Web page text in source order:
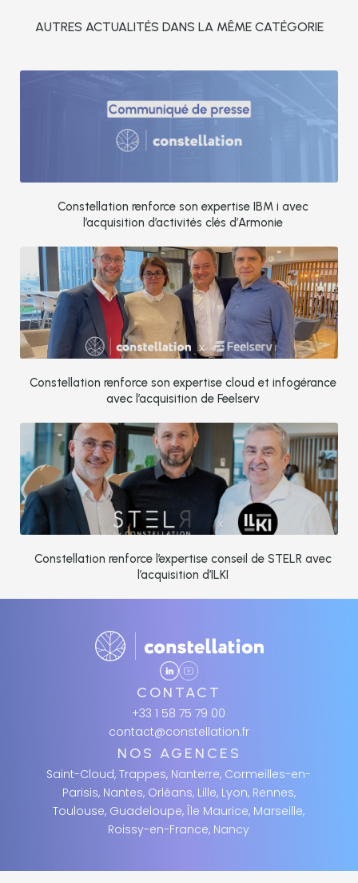
AUTRES ACTUALITÉS DANS LA MÊME CATÉGORIE
Constellation renforce son expertise IBM i avec
l’acquisition d’activités clés d’Armonie
Constellation renforce son expertise cloud et infogérance
avec l’acquisition de Feelserv
Constellation renforce l’expertise conseil de STELR avec
l’acquisition d’ILKI
CONTACT
+33 1 58 75 79 00
contact@constellation.fr
NOS AGENCES
Saint-Cloud, Trappes, Nanterre, Cormeilles-en-
Parisis, Nantes, Orléans, Lille, Lyon, Rennes,
Toulouse, Guadeloupe, Île Maurice, Marseille,
Roissy-en-France, Nancy